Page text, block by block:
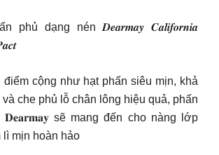
phủ dạng nén 𝑫𝒆𝒂𝒓𝒎𝒂𝒚 𝑪𝒂𝒍𝒊𝒇𝒐𝒓𝒏𝒊𝒂
cộng như hạt phấn siêu mịn, khả
che phủ lỗ chân lông hiệu quả, phấn
𝐃𝐞𝐚𝐫𝐦𝐚𝐲 sẽ mang đến cho nàng lớp
lì mịn hoàn hảo